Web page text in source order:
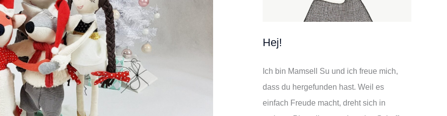
Hej!
Ich bin Mamsell Su und ich freue mich,
dass du hergefunden hast. Weil es
einfach Freude macht, dreht sich in